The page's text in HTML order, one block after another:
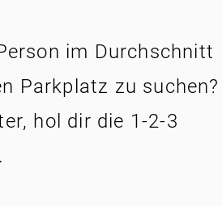
im Durchschnitt
Parkplatz zu suchen?
hol dir die 1-2-3